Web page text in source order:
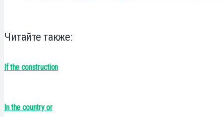
Читайте также:
If the construction
In the country or